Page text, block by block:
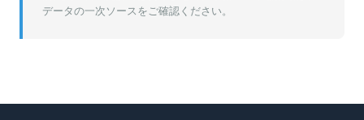
データの一次ソースをご確認ください。